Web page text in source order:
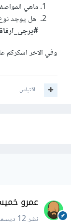
ماهي
هل يوجد
وفي الاخر اشكركم
اقتباس
عمرو